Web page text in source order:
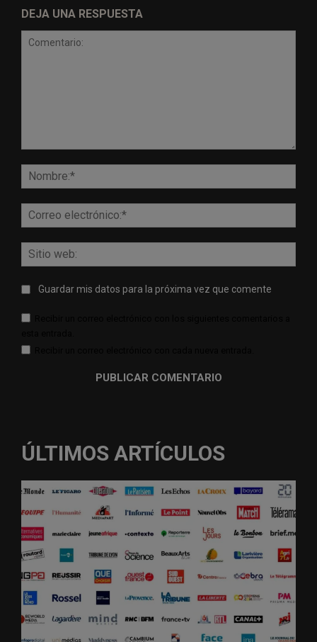
DEJA UNA RESPUESTA
Guardar mis datos para la próxima vez que comente
ÚLTIMOS ARTÍCULOS